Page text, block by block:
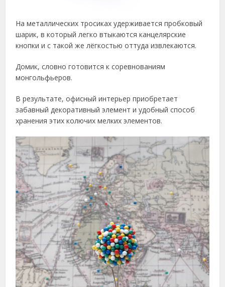
На металлических тросиках удерживается пробковый
шарик, в который легко втыкаются канцелярские
кнопки и с такой же лёгкостью оттуда извлекаются.
Домик, словно готовится к соревнованиям
монгольфьеров.
В результате, офисный интерьер приобретает
забавный декоративный элемент и удобный способ
хранения этих колючих мелких элементов.